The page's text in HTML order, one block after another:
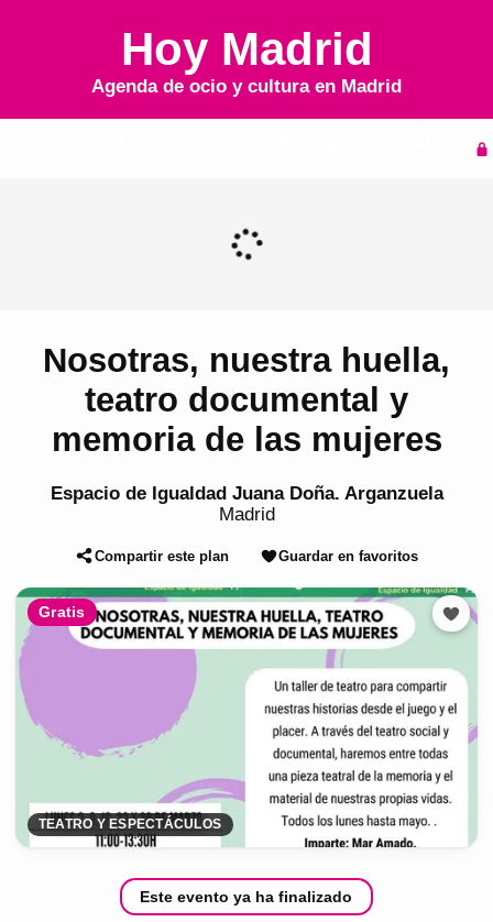
Hoy Madrid
Agenda de ocio y cultura en Madrid
Nosotras, nuestra huella,
teatro documental y
memoria de las mujeres
Espacio de Igualdad Juana Doña. Arganzuela
Madrid
Compartir este plan Guardar en favoritos
Gratis
TEATRO Y ESPECTÁCULOS
Este evento ya ha finalizado